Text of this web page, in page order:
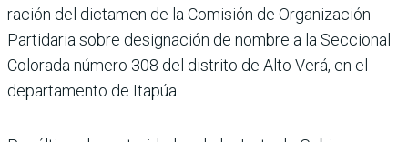
ración del dictamen de la Comisión de Organización
Partidaria sobre designa­ción de nombre a la Seccio­nal
Colorada número 308 del distrito de Alto Verá, en el
departamento de Itapúa.